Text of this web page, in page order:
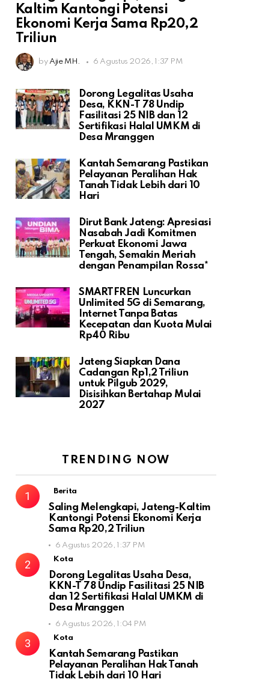
Kaltim Kantongi Potensi
Ekonomi Kerja Sama Rp20,2
Triliun
by Ajie MH. 6 Agustus 2026, 1:37 PM
Dorong Legalitas Usaha
Desa, KKN-T 78 Undip
Fasilitasi 25 NIB dan 12
Sertifikasi Halal UMKM di
Desa Mranggen
Kantah Semarang Pastikan
Pelayanan Peralihan Hak
Tanah Tidak Lebih dari 10
Hari
Dirut Bank Jateng: Apresiasi
Nasabah Jadi Komitmen
Perkuat Ekonomi Jawa
Tengah, Semakin Meriah
dengan Penampilan Rossa*
SMARTFREN Luncurkan
Unlimited 5G di Semarang,
Internet Tanpa Batas
Kecepatan dan Kuota Mulai
Rp40 Ribu
Jateng Siapkan Dana
Cadangan Rp1,2 Triliun
untuk Pilgub 2029,
Disisihkan Bertahap Mulai
2027
TRENDING NOW
Berita
Saling Melengkapi, Jateng-Kaltim
Kantongi Potensi Ekonomi Kerja
Sama Rp20,2 Triliun
6 Agustus 2026, 1:37 PM
Kota
Dorong Legalitas Usaha Desa,
KKN-T 78 Undip Fasilitasi 25 NIB
dan 12 Sertifikasi Halal UMKM di
Desa Mranggen
6 Agustus 2026, 1:04 PM
Kota
Kantah Semarang Pastikan
Pelayanan Peralihan Hak Tanah
Tidak Lebih dari 10 Hari